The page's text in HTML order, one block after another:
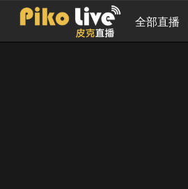
全部直播